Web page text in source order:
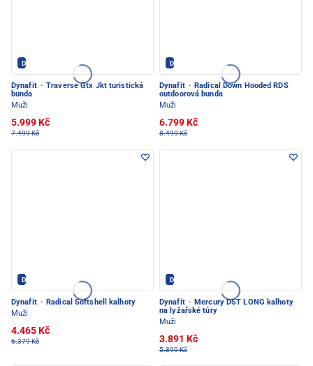
Dynafit - PEC POD SNĚŽKOU
Dynafit · Traverse Gtx Jkt turistická
bunda
Muži
5.999 Kč
7.499 Kč
Dynafit - PEC POD SNĚŽKOU
Dynafit · Radical Down Hooded RDS
outdoorová bunda
Muži
6.799 Kč
8.499 Kč
Dynafit - PEC POD SNĚŽKOU
Dynafit · Radical Softshell kalhoty
Muži
4.465 Kč
6.379 Kč
Dynafit - PEC POD SNĚŽKOU
Dynafit · Mercury DST LONG kalhoty
na lyžařské túry
Muži
3.891 Kč
5.399 Kč